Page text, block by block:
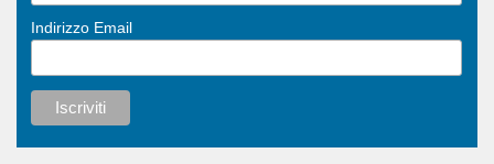
Indirizzo Email